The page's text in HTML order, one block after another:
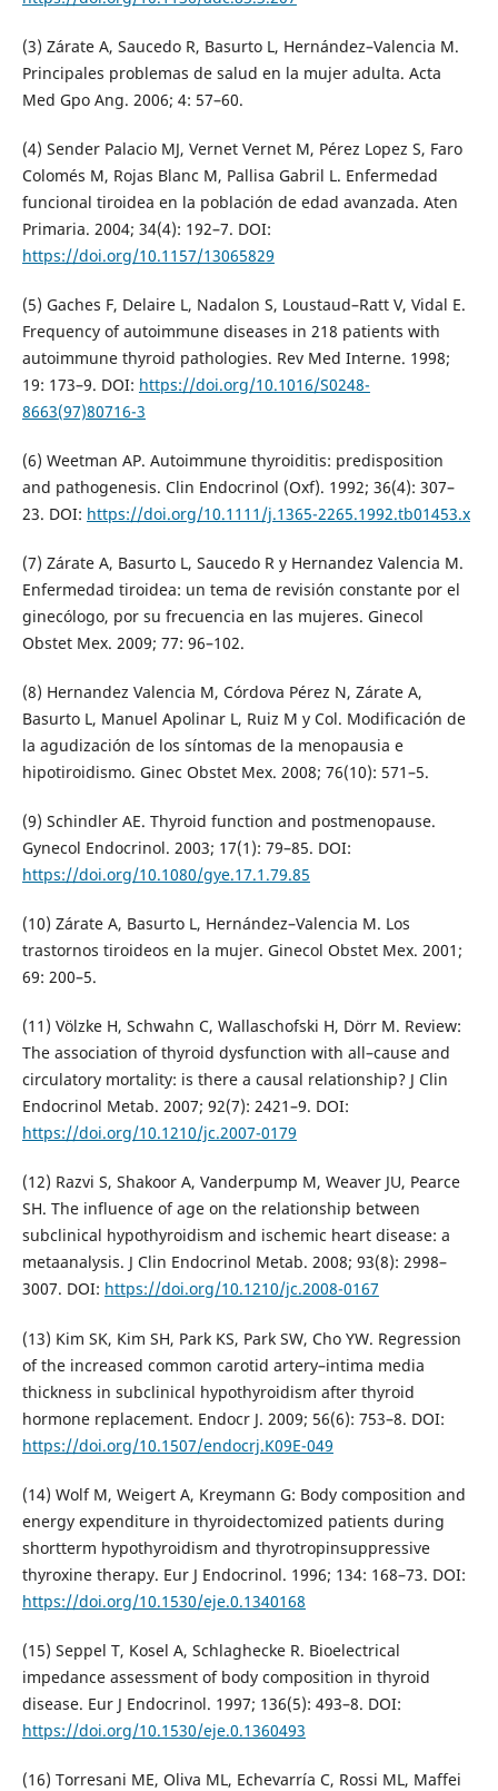
(3) Zárate A, Saucedo R, Basurto L, Hernández–Valencia M.
Principales problemas de salud en la mujer adulta. Acta
Med Gpo Ang. 2006; 4: 57–60.
(4) Sender Palacio MJ, Vernet Vernet M, Pérez Lopez S, Faro
Colomés M, Rojas Blanc M, Pallisa Gabril L. Enfermedad
funcional tiroidea en la población de edad avanzada. Aten
Primaria. 2004; 34(4): 192–7. DOI:
https://doi.org/10.1157/13065829
(5) Gaches F, Delaire L, Nadalon S, Loustaud–Ratt V, Vidal E.
Frequency of autoimmune diseases in 218 patients with
autoimmune thyroid pathologies. Rev Med Interne. 1998;
19: 173–9. DOI: https://doi.org/10.1016/S0248-
8663(97)80716-3
(6) Weetman AP. Autoimmune thyroiditis: predisposition
and pathogenesis. Clin Endocrinol (Oxf). 1992; 36(4): 307–
23. DOI: https://doi.org/10.1111/j.1365-2265.1992.tb01453.x
(7) Zárate A, Basurto L, Saucedo R y Hernandez Valencia M.
Enfermedad tiroidea: un tema de revisión constante por el
ginecólogo, por su frecuencia en las mujeres. Ginecol
Obstet Mex. 2009; 77: 96–102.
(8) Hernandez Valencia M, Córdova Pérez N, Zárate A,
Basurto L, Manuel Apolinar L, Ruiz M y Col. Modificación de
la agudización de los síntomas de la menopausia e
hipotiroidismo. Ginec Obstet Mex. 2008; 76(10): 571–5.
(9) Schindler AE. Thyroid function and postmenopause.
Gynecol Endocrinol. 2003; 17(1): 79–85. DOI:
https://doi.org/10.1080/gye.17.1.79.85
(10) Zárate A, Basurto L, Hernández–Valencia M. Los
trastornos tiroideos en la mujer. Ginecol Obstet Mex. 2001;
69: 200–5.
(11) Völzke H, Schwahn C, Wallaschofski H, Dörr M. Review:
The association of thyroid dysfunction with all–cause and
circulatory mortality: is there a causal relationship? J Clin
Endocrinol Metab. 2007; 92(7): 2421–9. DOI:
https://doi.org/10.1210/jc.2007-0179
(12) Razvi S, Shakoor A, Vanderpump M, Weaver JU, Pearce
SH. The influence of age on the relationship between
subclinical hypothyroidism and ischemic heart disease: a
metaanalysis. J Clin Endocrinol Metab. 2008; 93(8): 2998–
3007. DOI: https://doi.org/10.1210/jc.2008-0167
(13) Kim SK, Kim SH, Park KS, Park SW, Cho YW. Regression
of the increased common carotid artery–intima media
thickness in subclinical hypothyroidism after thyroid
hormone replacement. Endocr J. 2009; 56(6): 753–8. DOI:
https://doi.org/10.1507/endocrj.K09E-049
(14) Wolf M, Weigert A, Kreymann G: Body composition and
energy expenditure in thyroidectomized patients during
shortterm hypothyroidism and thyrotropinsuppressive
thyroxine therapy. Eur J Endocrinol. 1996; 134: 168–73. DOI:
https://doi.org/10.1530/eje.0.1340168
(15) Seppel T, Kosel A, Schlaghecke R. Bioelectrical
impedance assessment of body composition in thyroid
disease. Eur J Endocrinol. 1997; 136(5): 493–8. DOI:
https://doi.org/10.1530/eje.0.1360493
(16) Torresani ME, Oliva ML, Echevarría C, Rossi ML, Maffei